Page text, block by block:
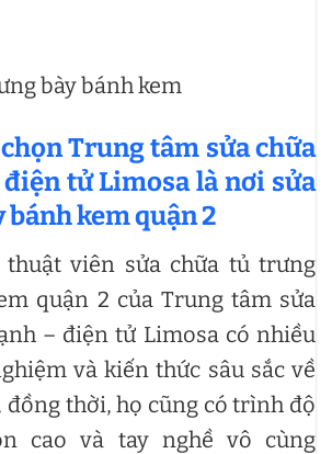
Trung tâm sửa chữa
tử Limosa là nơi sửa
kem quận 2
viên sửa chữa tủ trưng
quận 2 của Trung tâm sửa
– điện tử Limosa có nhiều
và kiến thức sâu sắc về
đồng thời, họ cũng có trình độ
cao và tay nghề vô cùng